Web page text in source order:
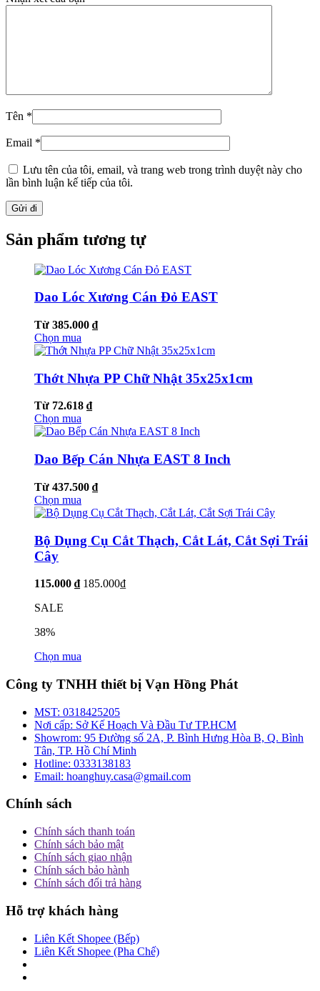
Tên *
Email *
Lưu tên của tôi, email, và trang web trong trình duyệt này cho
lần bình luận kế tiếp của tôi.
Sản phẩm tương tự
Dao Lóc Xương Cán Đỏ EAST
Từ 385.000 ₫
Chọn mua
Thớt Nhựa PP Chữ Nhật 35x25x1cm
Từ 72.618 ₫
Chọn mua
Dao Bếp Cán Nhựa EAST 8 Inch
Từ 437.500 ₫
Chọn mua
Bộ Dụng Cụ Cắt Thạch, Cắt Lát, Cắt Sợi Trái
Cây
115.000 ₫ 185.000₫
SALE
38%
Chọn mua
Công ty TNHH thiết bị Vạn Hồng Phát
MST: 0318425205
Nơi cấp: Sở Kế Hoạch Và Đầu Tư TP.HCM
Showrom: 95 Đường số 2A, P. Bình Hưng Hòa B, Q. Bình
Tân, TP. Hồ Chí Minh
Hotline: 0333138183
Email: hoanghuy.casa@gmail.com
Chính sách
Chính sách thanh toán
Chính sách bảo mật
Chính sách giao nhận
Chính sách bảo hành
Chính sách đổi trả hàng
Hỗ trợ khách hàng
Liên Kết Shopee (Bếp)
Liên Kết Shopee (Pha Chế)